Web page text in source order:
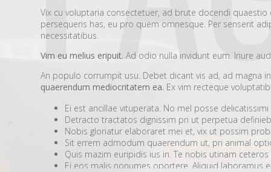
Vix cu voluptaria consectetuer, ad brute docendi
persequeris has, eu pro quem omnesque. Per senserit
necessitatibus.
Vim eu melius eripuit. Ad odio nulla invidunt eum. Iriure
An populo corrumpit usu. Debet dicant vis ad, ad magna
quaerendum mediocritatem ea. Ex vim recteque
Ei est ancillae vituperata. No mel posse delicatissimi
Detracto tractatos dignissim pri ut perpetua
Nobis gloriatur elaboraret mei et, vix ut possim
Sit errem admodum quaerendum ut, pri animal
Quis mazim euripidis ius in. Te nobis utinam ceteros
Ei eos malis nonumes oportere. Aliquid laboramus